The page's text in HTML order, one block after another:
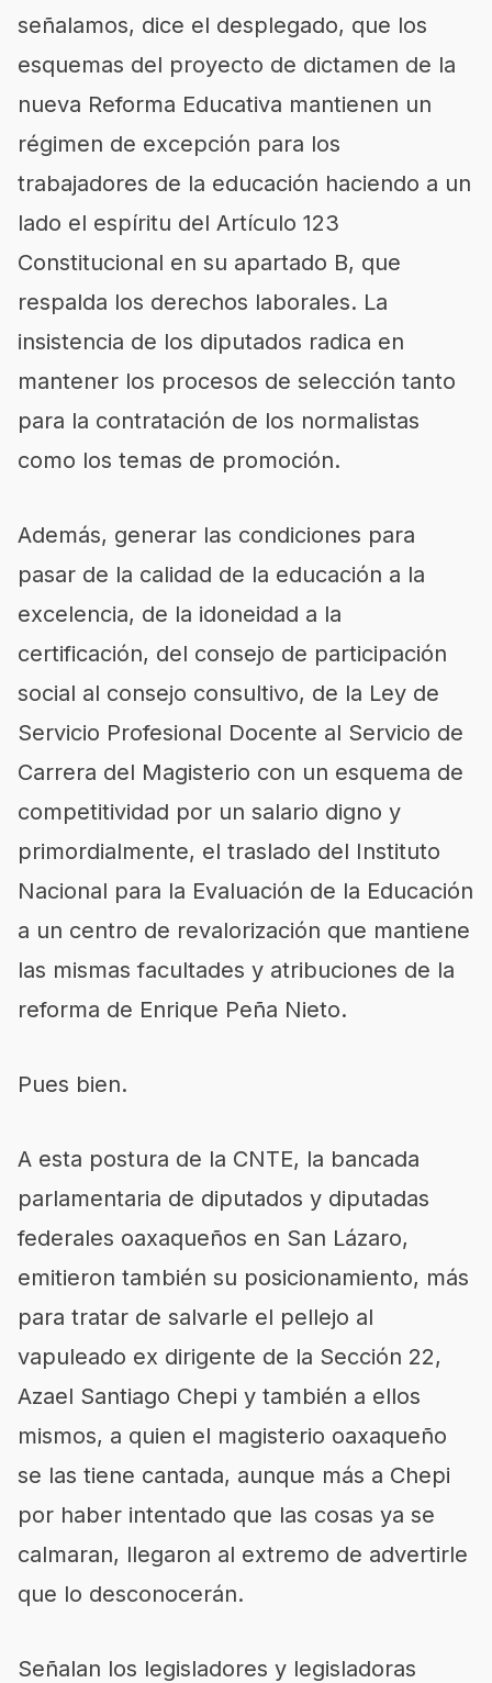
señalamos, dice el desplegado, que los
esquemas del proyecto de dictamen de la
nueva Reforma Educativa mantienen un
régimen de excepción para los
trabajadores de la educación haciendo a un
lado el espíritu del Artículo 123
Constitucional en su apartado B, que
respalda los derechos laborales. La
insistencia de los diputados radica en
mantener los procesos de selección tanto
para la contratación de los normalistas
como los temas de promoción.
Además, generar las condiciones para
pasar de la calidad de la educación a la
excelencia, de la idoneidad a la
certificación, del consejo de participación
social al consejo consultivo, de la Ley de
Servicio Profesional Docente al Servicio de
Carrera del Magisterio con un esquema de
competitividad por un salario digno y
primordialmente, el traslado del Instituto
Nacional para la Evaluación de la Educación
a un centro de revalorización que mantiene
las mismas facultades y atribuciones de la
reforma de Enrique Peña Nieto.
Pues bien.
A esta postura de la CNTE, la bancada
parlamentaria de diputados y diputadas
federales oaxaqueños en San Lázaro,
emitieron también su posicionamiento, más
para tratar de salvarle el pellejo al
vapuleado ex dirigente de la Sección 22,
Azael Santiago Chepi y también a ellos
mismos, a quien el magisterio oaxaqueño
se las tiene cantada, aunque más a Chepi
por haber intentado que las cosas ya se
calmaran, llegaron al extremo de advertirle
que lo desconocerán.
Señalan los legisladores y legisladoras